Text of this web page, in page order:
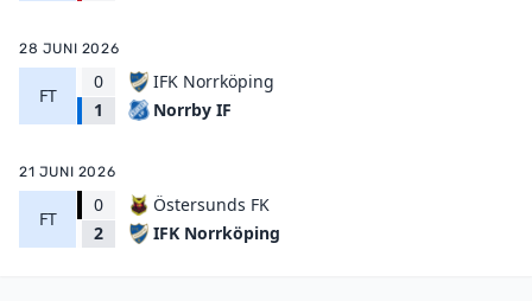
28 JUNI 2026
FT
0
1
IFK Norrköping
Norrby IF
21 JUNI 2026
FT
0
2
Östersunds FK
IFK Norrköping